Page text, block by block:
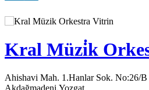
Vitrin
Kral Müzi̇k
Ahishavi Mah. 1.Hanlar Sok. No:26/B